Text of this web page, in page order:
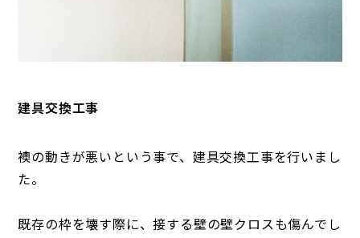
建具交換工事
襖の動きが悪いという事で、建具交換工事を行いまし
た。
既存の枠を壊す際に、接する壁の壁クロスも傷んでし